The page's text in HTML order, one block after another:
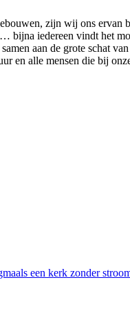
zijn wij ons ervan
bijna iedereen vindt het
aan de grote schat
en alle mensen die bij
een kerk zonder